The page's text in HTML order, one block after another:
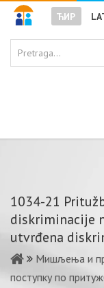
ЋИР
1034-21
diskriminacije
utvrđena
Мишљења и
поступку по